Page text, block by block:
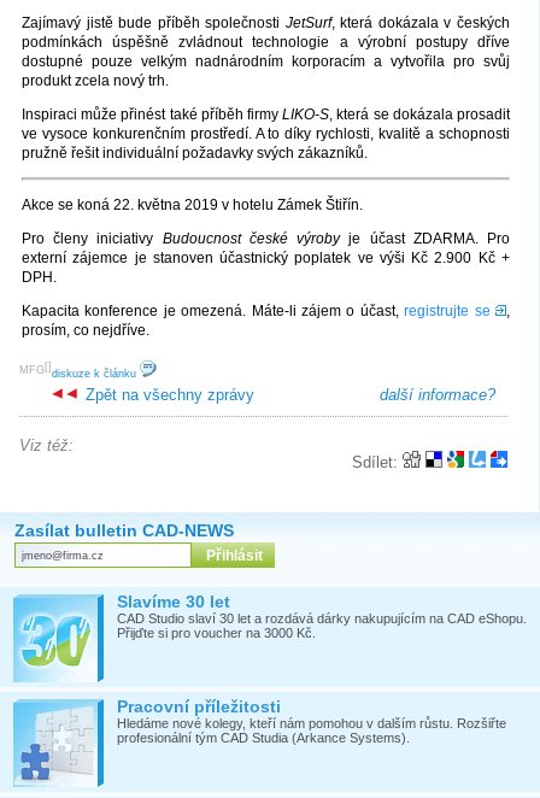
Zajímavý jistě bude příběh společnosti JetSurf, která dokázala v českých
podmínkách úspěšně zvládnout technologie a výrobní postupy dříve
dostupné pouze velkým nadnárodním korporacím a vytvořila pro svůj
produkt zcela nový trh.
Inspiraci může přinést také příběh firmyLIKO-S, která se dokázala prosadit
ve vysoce konkurenčním prostředí. A to díky rychlosti, kvalitě a schopnosti
pružně řešit individuální požadavky svých zákazníků.
Akce se koná 22. května 2019 v hotelu Zámek Štiřín.
Pro členy iniciativy Budoucnost české výrobyje účast ZDARMA. Pro
externí zájemce je stanoven účastnický poplatek ve výši Kč 2.900 Kč +
DPH.
Kapacita konference je omezená. Máte-li zájem o účast,registrujte se
,
prosím, co nejdříve.
[
MFG ]
diskuze k článku
další informace?
Zpět na všechny zprávy
Sdílet:
Viz též:
Zasílat bulletin CAD-NEWS
Slavíme 30 let
CAD Studio slaví 30 let a rozdává dárky nakupujícím na CAD eShopu.
Přijďte si pro voucher na 3000 Kč.
Pracovní příležitosti
Hledáme nové kolegy, kteří nám pomohou v dalším růstu. Rozšiřte
profesionální tým CAD Studia (Arkance Systems).